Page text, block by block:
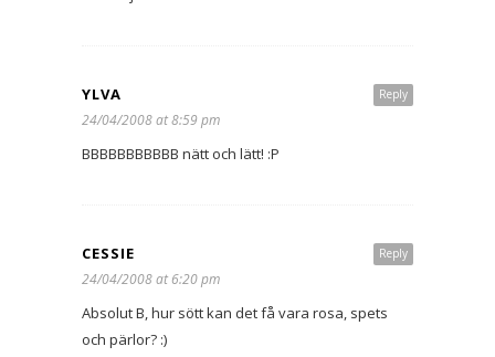
Reply
YLVA
24/04/2008 at 8:59 pm
BBBBBBBBBBB nätt och lätt! :P
Reply
CESSIE
24/04/2008 at 6:20 pm
Absolut B, hur sött kan det få vara rosa, spets
och pärlor? :)